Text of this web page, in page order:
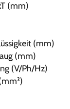
(mm)
(mm)
(mm)
(V/Ph/Hz)